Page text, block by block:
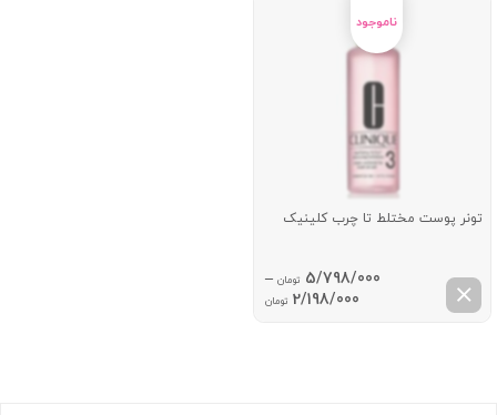
تونر پوست مختلط تا چرب کلینیک
5/798/000 تومان –
2/198/000 تومانPrice